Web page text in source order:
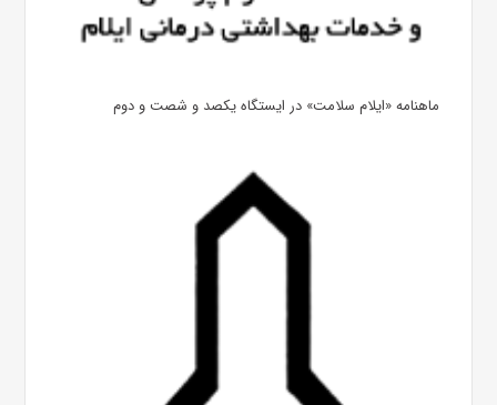
ماهنامه «ایلام سلامت» در ایستگاه یکصد و شصت و دوم